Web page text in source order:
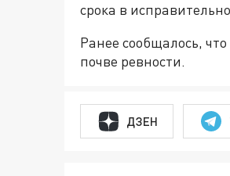
срока в
Ранее сообщалось,
почве ревности.
ДЗЕН